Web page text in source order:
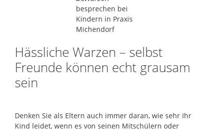
Hässliche Warzen – selbst
Freunde können echt grausam
sein
Denken Sie als Eltern auch immer daran, wie sehr Ihr
Kind leidet, wenn es von seinen Mitschülern oder